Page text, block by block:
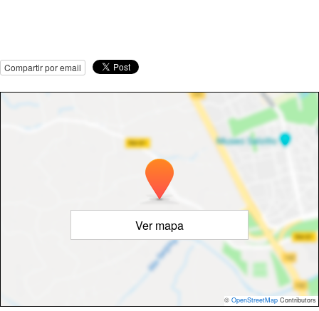
Compartir por email
Ver mapa
© OpenStreetMap Contributors